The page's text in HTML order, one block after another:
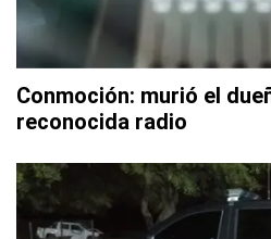
Conmoción: murió el
reconocida radio